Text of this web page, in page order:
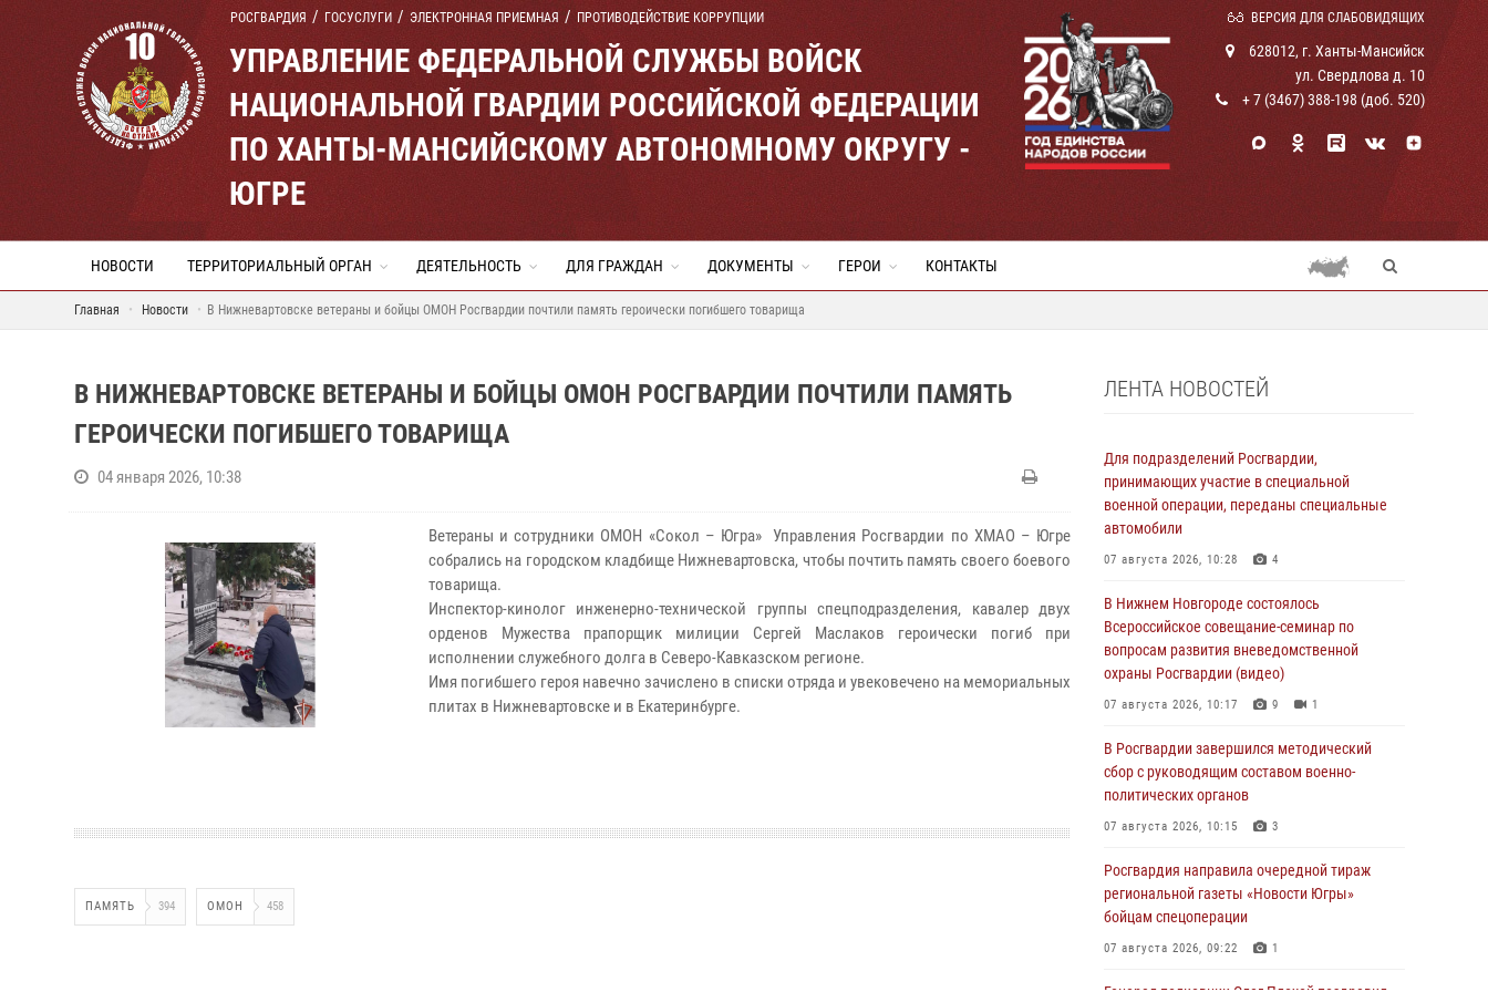
РОСГВАРДИЯ ГОСУСЛУГИ ЭЛЕКТРОННАЯ ПРИЕМНАЯ ПРОТИВОДЕЙСТВИЕ КОРРУПЦИИ ВЕРСИЯ ДЛЯ СЛАБОВИДЯЩИХ
УПРАВЛЕНИЕ ФЕДЕРАЛЬНОЙ СЛУЖБЫ ВОЙСК
НАЦИОНАЛЬНОЙ ГВАРДИИ РОССИЙСКОЙ ФЕДЕРАЦИИ
ПО ХАНТЫ-МАНСИЙСКОМУ АВТОНОМНОМУ ОКРУГУ -
ЮГРЕ
628012, г. Ханты-Мансийск
ул. Свердлова д. 10
+ 7 (3467) 388-198 (доб. 520)
НОВОСТИ ТЕРРИТОРИАЛЬНЫЙ ОРГАН ДЕЯТЕЛЬНОСТЬ ДЛЯ ГРАЖДАН ДОКУМЕНТЫ ГЕРОИ КОНТАКТЫ
Главная Новости В Нижневартовске ветераны и бойцы ОМОН Росгвардии почтили память героически погибшего товарища
В НИЖНЕВАРТОВСКЕ ВЕТЕРАНЫ И БОЙЦЫ ОМОН РОСГВАРДИИ ПОЧТИЛИ ПАМЯТЬ
ГЕРОИЧЕСКИ ПОГИБШЕГО ТОВАРИЩА
04 января 2026, 10:38
Ветераны и сотрудники ОМОН «Сокол – Югра» Управления Росгвардии по ХМАО – Югре
собрались на городском кладбище Нижневартовска, чтобы почтить память своего боевого
товарища.
Инспектор-кинолог инженерно-технической группы спецподразделения, кавалер двух
орденов Мужества прапорщик милиции Сергей Маслаков героически погиб при
исполнении служебного долга в Северо-Кавказском регионе.
Имя погибшего героя навечно зачислено в списки отряда и увековечено на мемориальных
плитах в Нижневартовске и в Екатеринбурге.
ПАМЯТЬ 394 ОМОН 458
ЛЕНТА НОВОСТЕЙ
Для подразделений Росгвардии,
принимающих участие в специальной
военной операции, переданы специальные
автомобили
07 августа 2026, 10:28 4
В Нижнем Новгороде состоялось
Всероссийское совещание-семинар по
вопросам развития вневедомственной
охраны Росгвардии (видео)
07 августа 2026, 10:17 9 1
В Росгвардии завершился методический
сбор с руководящим составом военно-
политических органов
07 августа 2026, 10:15 3
Росгвардия направила очередной тираж
региональной газеты «Новости Югры»
бойцам спецоперации
07 августа 2026, 09:22 1